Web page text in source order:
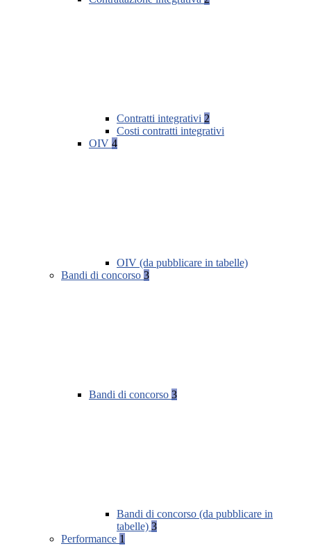
Contratti integrativi 2
Costi contratti integrativi
OIV 4
OIV (da pubblicare in tabelle)
Bandi di concorso 3
Bandi di concorso 3
Bandi di concorso (da pubblicare in
tabelle) 3
Performance 1